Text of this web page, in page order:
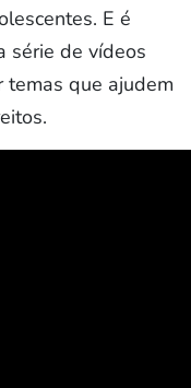
E é
série de vídeos
temas que ajudem